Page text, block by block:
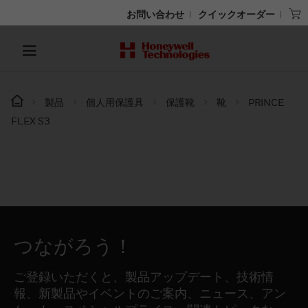
お問い合わせ クイックオーダー
製品 個人用保護具 保護靴 靴
PRINCE
FLEX S3
つながろう！
ご登録いただくと、製品アップデート、技術情
報、新製品やイベントのご案内、ニュース、アン